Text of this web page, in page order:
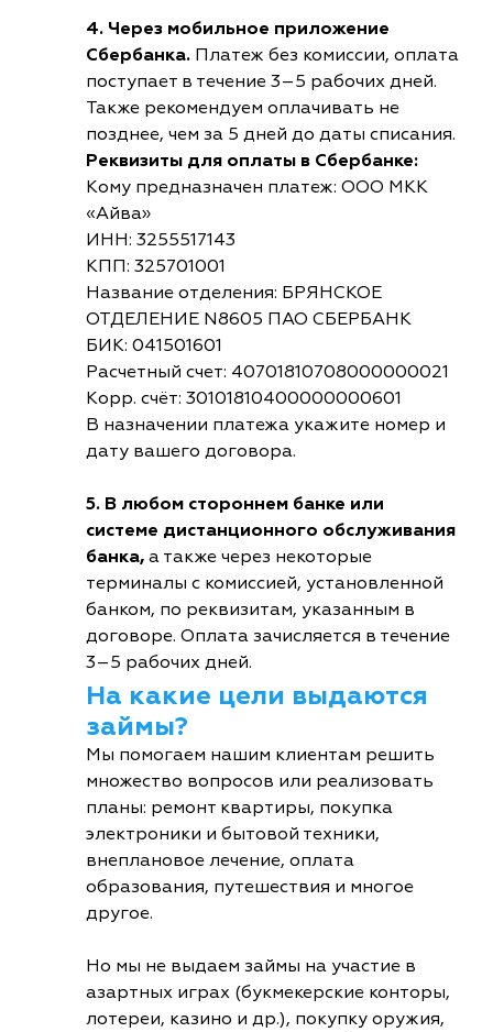
4. Через мобильное приложение
Сбербанка. Платеж без комиссии, оплата
поступает в течение 3–5 рабочих дней.
Также рекомендуем оплачивать не
позднее, чем за 5 дней до даты списания.
Реквизиты для оплаты в Сбербанке:
Кому предназначен платеж: ООО МКК
«Айва»
ИНН: 3255517143
КПП: 325701001
Название отделения: БРЯНСКОЕ
ОТДЕЛЕНИЕ N8605 ПАО СБЕРБАНК
БИК: 041501601
Расчетный счет: 40701810708000000021
Корр. счёт: 30101810400000000601
В назначении платежа укажите номер и
дату вашего договора.
5. В любом стороннем банке или
системе дистанционного обслуживания
банка, а также через некоторые
терминалы с комиссией, установленной
банком, по реквизитам, указанным в
договоре. Оплата зачисляется в течение
3–5 рабочих дней.
На какие цели выдаются
займы?
Мы помогаем нашим клиентам решить
множество вопросов или реализовать
планы: ремонт квартиры, покупка
электроники и бытовой техники,
внеплановое лечение, оплата
образования, путешествия и многое
другое.
Но мы не выдаем займы на участие в
азартных играх (букмекерские конторы,
лотереи, казино и др.), покупку оружия,